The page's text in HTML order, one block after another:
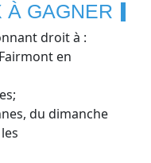
À GAGNER
droit à :
en
du dimanche